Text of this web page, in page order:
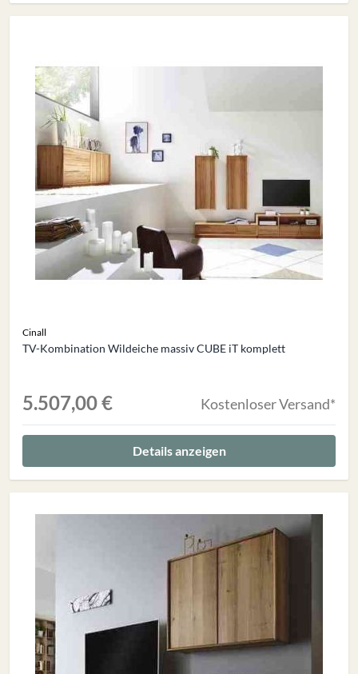
Cinall
TV-Kombination Wildeiche massiv CUBE iT komplett
5.507,00 € Kostenloser Versand*
Details anzeigen